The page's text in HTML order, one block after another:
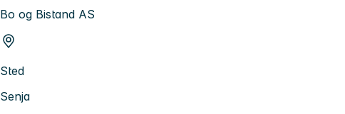
Bo og Bistand AS
Sted
Senja